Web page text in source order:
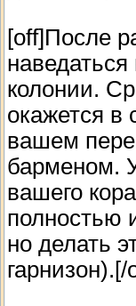
[off]После
колонии.
окажется в
вашем
барменом.
вашего
полностью
но делать
гарнизон).[/